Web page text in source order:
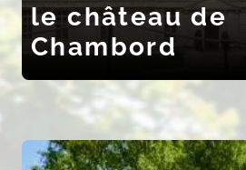
le château de
Chambord